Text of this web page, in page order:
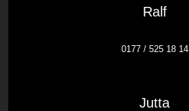
Ralf
0177 / 525 18 14
Jutta